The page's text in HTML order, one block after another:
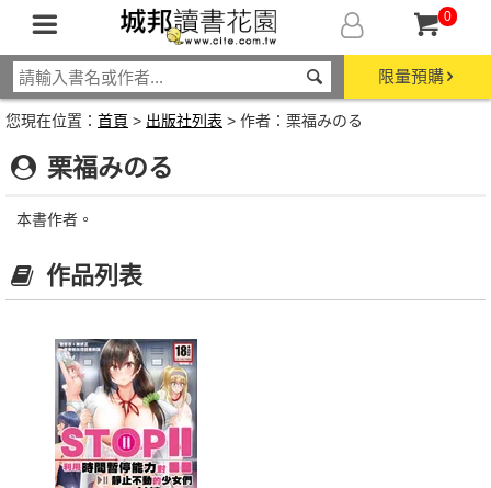
0
限量預購
您現在位置： 首頁 > 出版社列表 > 作者：栗福みのる
栗福みのる
本書作者。
作品列表